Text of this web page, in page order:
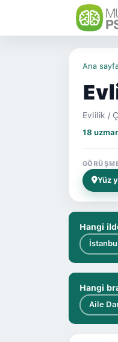
Ana
Evlilik /
18
Yüz
Hangi
Hangi
Aile